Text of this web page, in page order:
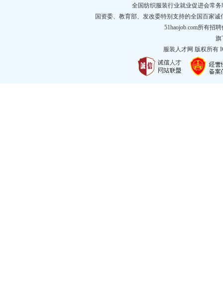
全国纺织服装行业就业促进会常务
国资委、教育部、发改委特别支持的全国百家
51haojob.com所有招
旗
服装人才网 版权所有